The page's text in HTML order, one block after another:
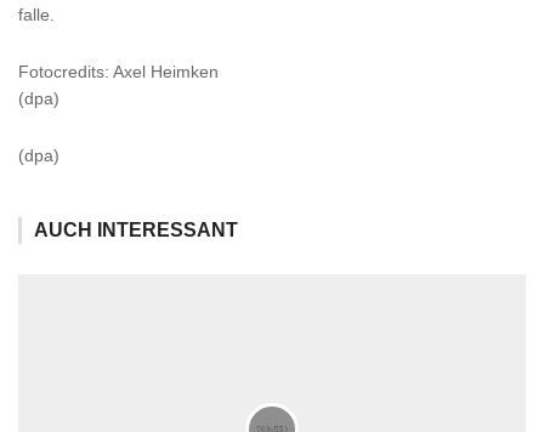
falle.
Fotocredits: Axel Heimken
(dpa)
(dpa)
AUCH INTERESSANT